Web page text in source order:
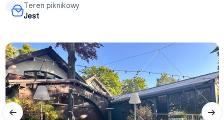
Teren piknikowy
Jest